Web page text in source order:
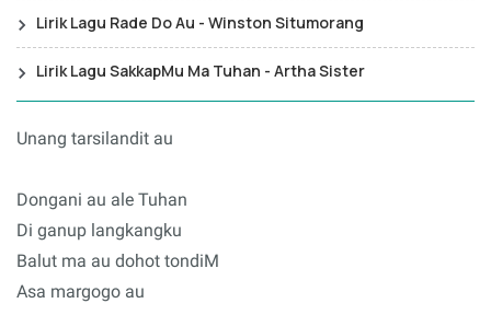
Lirik Lagu Rade Do Au - Winston Situmorang
Lirik Lagu SakkapMu Ma Tuhan - Artha Sister
Unang tarsilandit au
Dongani au ale Tuhan
Di ganup langkangku
Balut ma au dohot tondiM
Asa margogo au